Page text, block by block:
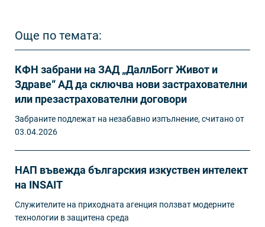
Още по темата:
КФН забрани на ЗАД „ДаллБогг Живот и
Здраве“ АД да сключва нови застрахователни
или презастрахователни договори
Забраните подлежат на незабавно изпълнение, считано от
03.04.2026
НАП въвежда българския изкуствен интелект
на INSAIT
Служителите на приходната агенция ползват модерните
технологии в защитена среда